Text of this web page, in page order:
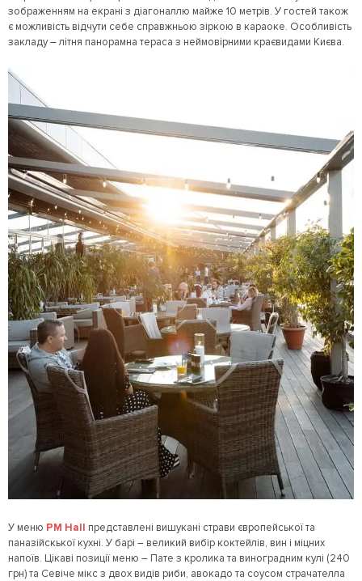
зображенням на екрані з діагоналлю майже 10 метрів. У гостей також
є можливість відчути себе справжньою зіркою в караоке. Особливість
закладу – літня панорамна тераса з неймовірними краєвидами Києва.
У меню PM Hall представлені вишукані страви європейської та
паназійскької кухні. У барі – великий вибір коктейлів, вин і міцних
напоїв. Цікаві позиції меню – Пате з кролика та виноградним кулі (240
грн) та Севіче мікс з двох видів риби, авокадо та соусом страчателла